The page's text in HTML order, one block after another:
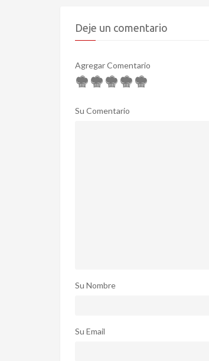
Deje un comentario
Agregar Comentario
Su Comentario
Su Nombre
Su Email